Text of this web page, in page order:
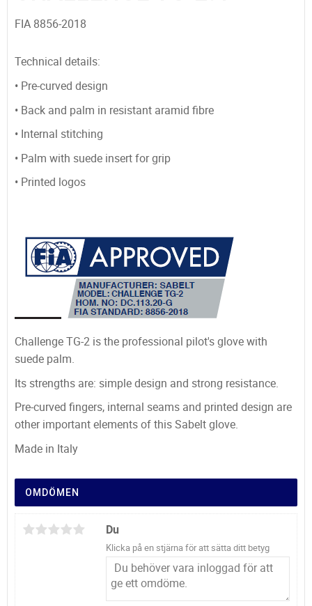
FIA 8856-2018
Technical details:
• Pre-curved design
• Back and palm in resistant aramid fibre
• Internal stitching
• Palm with suede insert for grip
• Printed logos
Challenge TG-2 is the professional pilot's glove with
suede palm.
Its strengths are: simple design and strong resistance.
Pre-curved fingers, internal seams and printed design are
other important elements of this Sabelt glove.
Made in Italy
OMDÖMEN
Du
Klicka på en stjärna för att sätta ditt betyg